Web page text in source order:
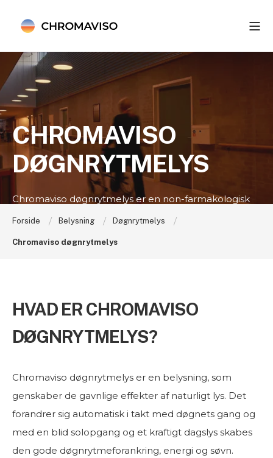
CHROMAVISO
DØGNRYTMELYS
Chromaviso døgnrytmelys er en non-farmakologisk
behandling med dokumenteret effekt
Forside Belysning Døgnrytmelys
Chromaviso døgnrytmelys
HVAD ER CHROMAVISO
DØGNRYTMELYS?
Chromaviso døgnrytmelys er en belysning, som
genskaber de gavnlige effekter af naturligt lys. Det
forandrer sig automatisk i takt med døgnets gang og
med en blid solopgang og et kraftigt dagslys skabes
den gode døgnrytmeforankring, energi og søvn.